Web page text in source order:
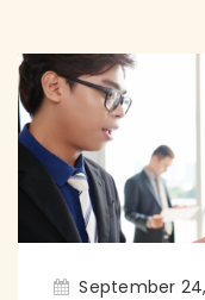
September